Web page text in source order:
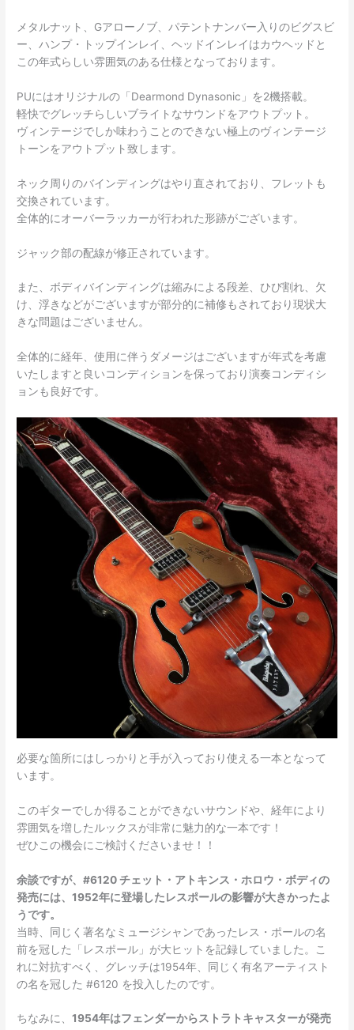
メタルナット、Gアローノブ、パテントナンバー入りのビグスビ
ー、ハンプ・トップインレイ、ヘッドインレイはカウヘッドと
この年式らしい雰囲気のある仕様となっております。
PUにはオリジナルの「Dearmond Dynasonic」を2機搭載。
軽快でグレッチらしいブライトなサウンドをアウトプット。
ヴィンテージでしか味わうことのできない極上のヴィンテージ
トーンをアウトプット致します。
ネック周りのバインディングはやり直されており、フレットも
交換されています。
全体的にオーバーラッカーが行われた形跡がございます。
ジャック部の配線が修正されています。
また、ボディバインディングは縮みによる段差、ひび割れ、欠
け、浮きなどがございますが部分的に補修もされており現状大
きな問題はございません。
全体的に経年、使用に伴うダメージはございますが年式を考慮
いたしますと良いコンディションを保っており演奏コンディシ
ョンも良好です。
必要な箇所にはしっかりと手が入っており使える一本となって
います。
このギターでしか得ることができないサウンドや、経年により
雰囲気を増したルックスが非常に魅力的な一本です！
ぜひこの機会にご検討くださいませ！！
余談ですが、#6120 チェット・アトキンス・ホロウ・ボディの
発売には、1952年に登場したレスポールの影響が大きかったよ
うです。
当時、同じく著名なミュージシャンであったレス・ポールの名
前を冠した「レスポール」が大ヒットを記録していました。こ
れに対抗すべく、グレッチは1954年、同じく有名アーティスト
の名を冠した #6120 を投入したのです。
ちなみに、1954年はフェンダーからストラトキャスターが発売